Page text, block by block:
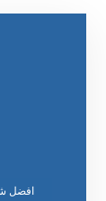
افضل